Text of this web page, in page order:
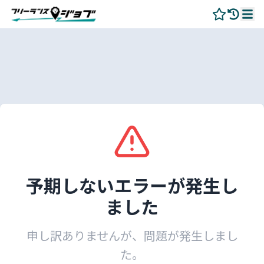
予期しないエラーが発生し
ました
申し訳ありませんが、問題が発生しまし
た。